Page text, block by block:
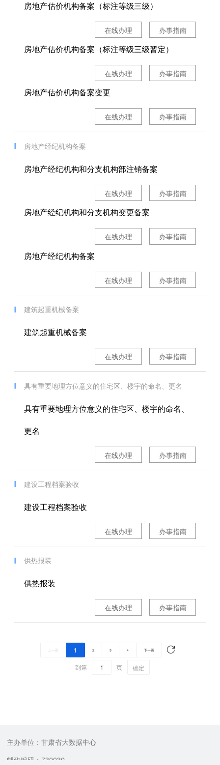
房地产估价机构备案（标注等级三级）
办事指南
在线办理
房地产估价机构备案（标注等级三级暂定）
办事指南
在线办理
房地产估价机构备案变更
办事指南
在线办理
房地产经纪机构备案
房地产经纪机构和分支机构部注销备案
办事指南
在线办理
房地产经纪机构和分支机构变更备案
办事指南
在线办理
房地产经纪机构备案
办事指南
在线办理
建筑起重机械备案
建筑起重机械备案
办事指南
在线办理
具有重要地理方位意义的住宅区、楼宇的命名、更名
具有重要地理方位意义的住宅区、楼宇的命名、
更名
办事指南
在线办理
建设工程档案验收
建设工程档案验收
办事指南
在线办理
供热报装
供热报装
办事指南
在线办理
上一页 1 2 3 4 下一页
到第 页 确定
主办单位：甘肃省大数据中心
邮政编码：730030